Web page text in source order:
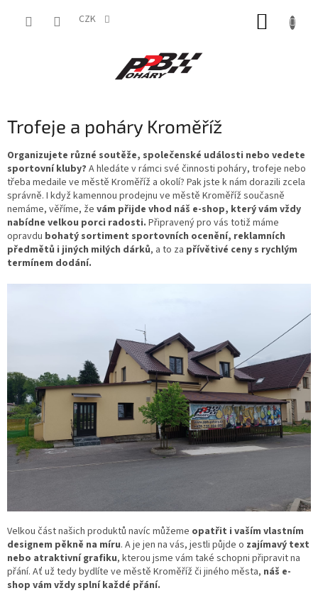
CZK
Trofeje a poháry Kroměříž
Organizujete různé soutěže, společenské události nebo vedete
sportovní kluby? A hledáte v rámci své činnosti poháry, trofeje nebo
třeba medaile ve městě Kroměříž a okolí? Pak jste k nám dorazili zcela
správně. I když kamennou prodejnu ve městě Kroměříž současně
nemáme, věříme, že vám přijde vhod náš e-shop, který vám vždy
nabídne velkou porci radosti. Připravený pro vás totiž máme
opravdu bohatý sortiment sportovních ocenění, reklamních
předmětů i jiných milých dárků, a to za přívětivé ceny s rychlým
termínem dodání.
Velkou část našich produktů navíc můžeme opatřit i vaším vlastním
designem pěkně na míru. A je jen na vás, jestli půjde o zajímavý text
nebo atraktivní grafiku, kterou jsme vám také schopni připravit na
přání. Ať už tedy bydlíte ve městě Kroměříž či jiného města, náš e-
shop vám vždy splní každé přání.